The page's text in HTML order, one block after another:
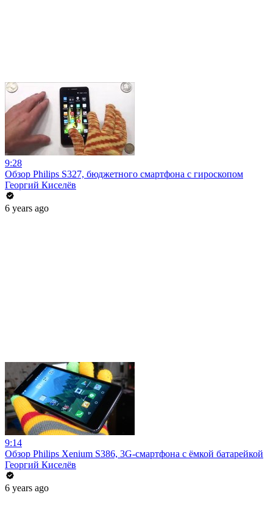
9:28
Обзор Philips S327, бюджетного смартфона с гироскопом
Георгий Киселёв
6 years ago
9:14
Обзор Philips Xenium S386, 3G-смартфона с ёмкой батарейкой
Георгий Киселёв
6 years ago